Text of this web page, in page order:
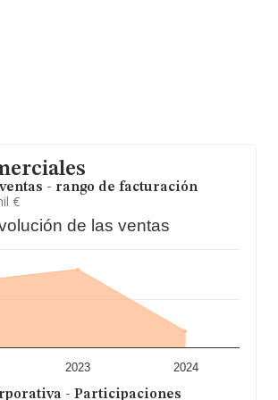
- rango de facturación
€
de las ventas
2023 2024
- Participaciones